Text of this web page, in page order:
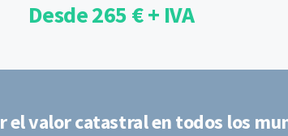
Desde 265 € + IVA
el valor catastral en todos los